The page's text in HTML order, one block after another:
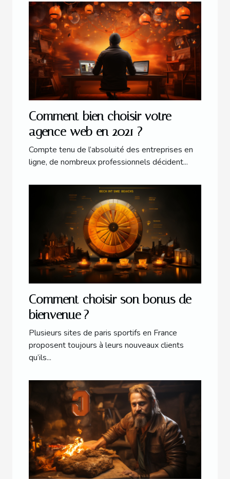
Comment bien choisir votre
agence web en 2021 ?
Compte tenu de l’absoluité des entreprises en
ligne, de nombreux professionnels décident...
Comment choisir son bonus de
bienvenue ?
Plusieurs sites de paris sportifs en France
proposent toujours à leurs nouveaux clients
qu’ils...